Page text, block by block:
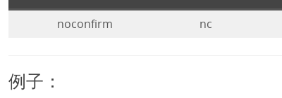
noconfirm nc
例子：